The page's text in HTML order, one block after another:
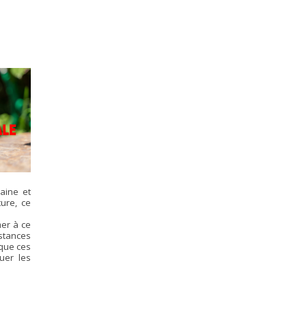
et
ce
à ce
ces
les